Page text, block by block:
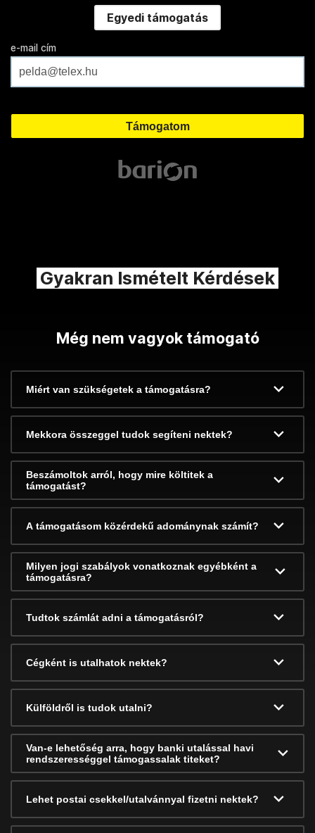
Egyedi támogatás
e-mail cím
Gyakran Ismételt Kérdések
Még nem vagyok támogató
Miért van szükségetek a támogatásra?
Mekkora összeggel tudok segíteni nektek?
Beszámoltok arról, hogy mire költitek a
támogatást?
A támogatásom közérdekű adománynak számít?
Milyen jogi szabályok vonatkoznak egyébként a
támogatásra?
Tudtok számlát adni a támogatásról?
Cégként is utalhatok nektek?
Külföldről is tudok utalni?
Van-e lehetőség arra, hogy banki utalással havi
rendszerességgel támogassalak titeket?
Lehet postai csekkel/utalvánnyal fizetni nektek?